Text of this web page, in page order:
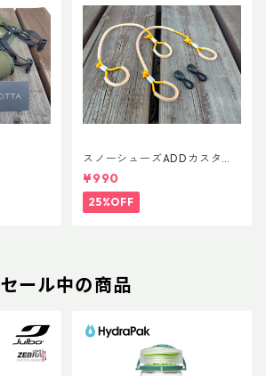
スノーシューズADDカスタム
Ver.5用 オリジナルカスタムヒ
ールパーツ
¥990
25%OFF
セール中の商品